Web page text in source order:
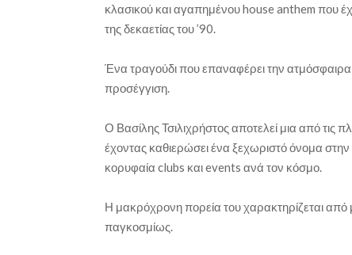
κλασικού και αγαπημένου house anthem που
της δεκαετίας του ’90.
Ένα τραγούδι που επαναφέρει την
προσέγγιση.
Ο Βασίλης Τσιλιχρήστος αποτελεί μια από τις
έχοντας καθιερώσει ένα ξεχωριστό όνομα
κορυφαία clubs και events ανά τον κόσμο.
Η μακρόχρονη πορεία του χαρακτηρίζεται
παγκοσμίως.